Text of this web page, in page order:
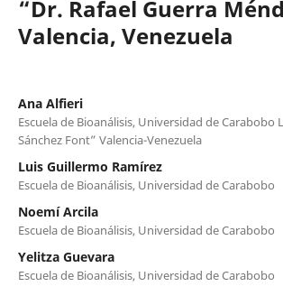
“Dr. Rafael Guerra
Valencia, Venezuela
Ana Alfieri
Escuela de Bioanálisis, Universidad de Carabobo
Sánchez Font” Valencia-Venezuela
Luis Guillermo Ramírez
Escuela de Bioanálisis, Universidad de Carabobo
Noemí Arcila
Escuela de Bioanálisis, Universidad de Carabobo
Yelitza Guevara
Escuela de Bioanálisis, Universidad de Carabobo